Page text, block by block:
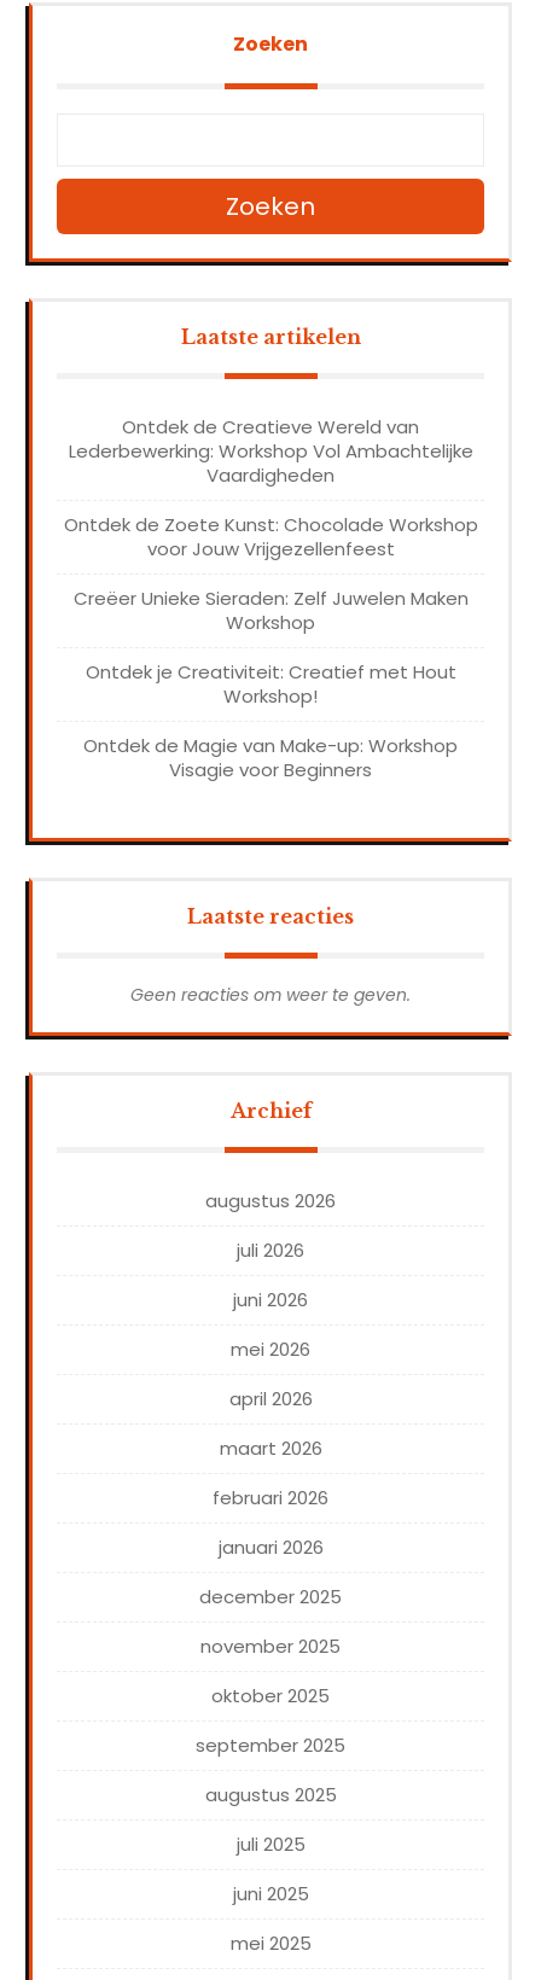
Zoeken
Zoeken
Laatste artikelen
Ontdek de Creatieve Wereld van
Lederbewerking: Workshop Vol Ambachtelijke
Vaardigheden
Ontdek de Zoete Kunst: Chocolade Workshop
voor Jouw Vrijgezellenfeest
Creëer Unieke Sieraden: Zelf Juwelen Maken
Workshop
Ontdek je Creativiteit: Creatief met Hout
Workshop!
Ontdek de Magie van Make-up: Workshop
Visagie voor Beginners
Laatste reacties
Geen reacties om weer te geven.
Archief
augustus 2026
juli 2026
juni 2026
mei 2026
april 2026
maart 2026
februari 2026
januari 2026
december 2025
november 2025
oktober 2025
september 2025
augustus 2025
juli 2025
juni 2025
mei 2025